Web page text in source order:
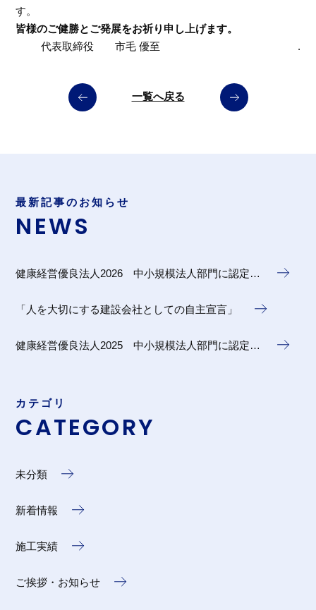
す。
皆様のご健勝とご発展をお祈り申し上げます。
代表取締役 市毛 優至 .
一覧へ戻る
最新記事のお知らせ
NEWS
健康経営優良法人2026 中小規模法人部門に認定…
「人を大切にする建設会社としての自主宣言」
健康経営優良法人2025 中小規模法人部門に認定…
カテゴリ
CATEGORY
未分類
新着情報
施工実績
ご挨拶・お知らせ